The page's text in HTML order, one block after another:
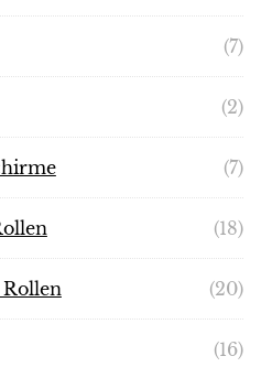
(7)
(2)
(7)
(18)
(20)
(16)